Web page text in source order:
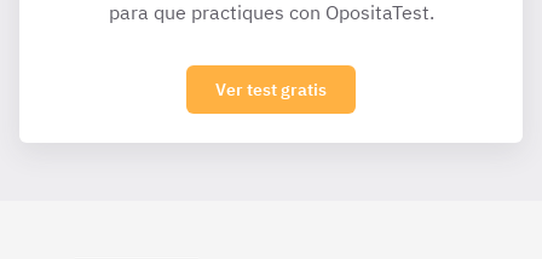
para que practiques con OpositaTest.
Ver test gratis